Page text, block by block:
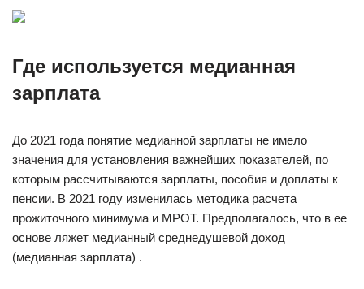
Где используется медианная
зарплата
До 2021 года понятие медианной зарплаты не имело
значения для установления важнейших показателей, по
которым рассчитываются зарплаты, пособия и доплаты к
пенсии. В 2021 году изменилась методика расчета
прожиточного минимума и МРОТ. Предполагалось, что в ее
основе ляжет медианный среднедушевой доход
(медианная зарплата) .